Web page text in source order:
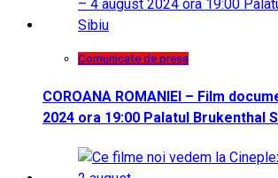
Comunicate de presa
COROANA ROMANIEI – Film
2024 ora 19:00 Palatul Brukenthal